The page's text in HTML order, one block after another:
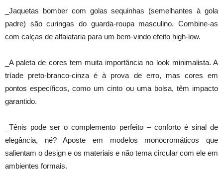
_Jaquetas bomber com golas sequinhas (semelhantes à gola
padre) são curingas do guarda-roupa masculino. Combine-as
com calças de alfaiataria para um bem-vindo efeito high-low.
_A paleta de cores tem muita importância no look minimalista. A
tríade preto-branco-cinza é à prova de erro, mas cores em
pontos específicos, como um cinto ou uma bolsa, têm impacto
garantido.
_Tênis pode ser o complemento perfeito – conforto é sinal de
elegância, né? Aposte em modelos monocromáticos que
salientam o design e os materiais e não tema circular com ele em
ambientes formais.